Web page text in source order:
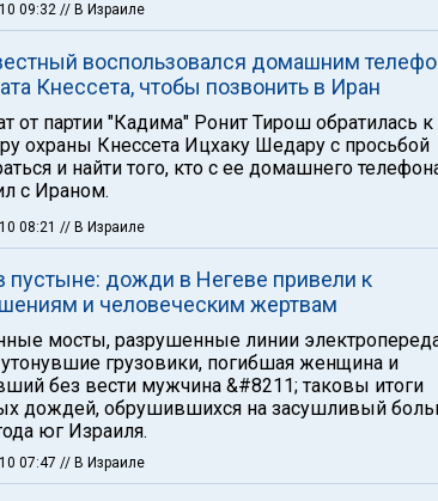
09:32 // В Израиле
воспользовался домашним
Кнессета, чтобы позвонить в Иран
от партии "Кадима" Ронит Тирош обратилась к
охраны Кнессета Ицхаку Шедару с просьбой
и найти того, кто с ее домашнего
с Ираном.
08:21 // В Израиле
пустыне: дожди в Негеве привели к
и человеческим жертвам
мосты, разрушенные линии
утонувшие грузовики, погибшая женщина и
без вести мужчина &#8211; таковы итоги
дождей, обрушившихся на засушливый
юг Израиля.
07:47 // В Израиле